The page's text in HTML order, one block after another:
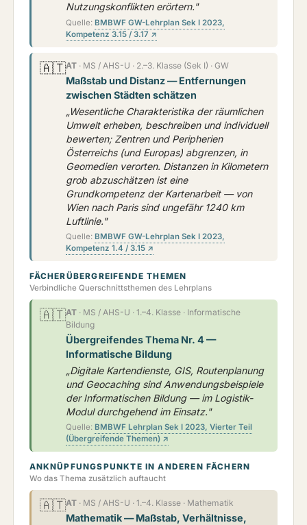
Nutzungskonflikten erörtern."
Quelle: BMBWF GW-Lehrplan Sek I 2023,
Kompetenz 3.15 / 3.17 ↗
🇦🇹AT· MS / AHS-U · 2.–3. Klasse (Sek I) · GW
Maßstab und Distanz — Entfernungen
zwischen Städten schätzen
„Wesentliche Charakteristika der räumlichen
Umwelt erheben, beschreiben und individuell
bewerten; Zentren und Peripherien
Österreichs (und Europas) abgrenzen, in
Geomedien verorten. Distanzen in Kilometern
grob abzuschätzen ist eine
Grundkompetenz der Kartenarbeit — von
Wien nach Paris sind ungefähr 1240 km
Luftlinie."
Quelle: BMBWF GW-Lehrplan Sek I 2023,
Kompetenz 1.4 / 3.15 ↗
FÄCHERÜBERGREIFENDE THEMEN
Verbindliche Querschnittsthemen des Lehrplans
🇦🇹AT· MS / AHS-U · 1.–4. Klasse · Informatische
Bildung
Übergreifendes Thema Nr. 4 —
Informatische Bildung
„Digitale Kartendienste, GIS, Routenplanung
und Geocaching sind Anwendungsbeispiele
der Informatischen Bildung — im Logistik-
Modul durchgehend im Einsatz."
Quelle: BMBWF Lehrplan Sek I 2023, Vierter Teil
(Übergreifende Themen) ↗
ANKNÜPFUNGSPUNKTE IN ANDEREN FÄCHERN
Wo das Thema zusätzlich auftaucht
🇦🇹AT· MS / AHS-U · 1.–4. Klasse · Mathematik
Mathematik — Maßstab, Verhältnisse,